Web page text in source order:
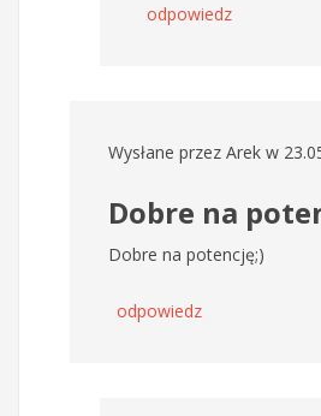
odpowiedz
Wysłane przez Arek w
Dobre na
Dobre na potencję;)
odpowiedz